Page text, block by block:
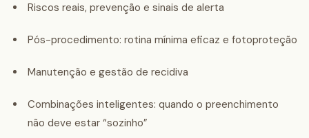
Riscos reais, prevenção e sinais de alerta
Pós-procedimento: rotina mínima eficaz e fotoproteção
Manutenção e gestão de recidiva
Combinações inteligentes: quando o preenchimento
não deve estar “sozinho”